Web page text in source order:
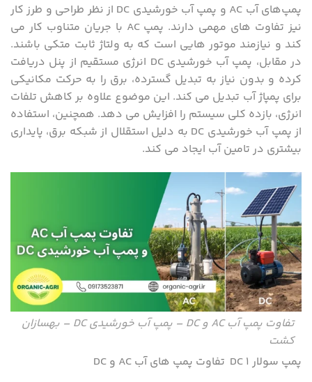
پمپ‌های آب AC و پمپ آب خورشیدی DC از نظر طراحی و طرز کار
نیز تفاوت‌ های مهمی دارند. پمپ AC با جریان متناوب کار می
‌کند و نیازمند موتور هایی است که به ولتاژ ثابت متکی باشند.
در مقابل، پمپ آب خورشیدی DC انرژی مستقیم از پنل دریافت
کرده و بدون نیاز به تبدیل گسترده، برق را به حرکت مکانیکی
برای پمپاژ آب تبدیل می‌ کند. این موضوع علاوه بر کاهش تلفات
انرژی، بازده کلی سیستم را افزایش می ‌دهد. همچنین، استفاده
از پمپ آب خورشیدی DC به دلیل استقلال از شبکه برق، پایداری
بیشتری در تامین آب ایجاد می‌ کند.
تفاوت پمپ آب AC و DC – پمپ آب خورشیدی DC – بهسازان
کشت
پمپ سولار DC 1 تفاوت پمپ های آب AC و DC